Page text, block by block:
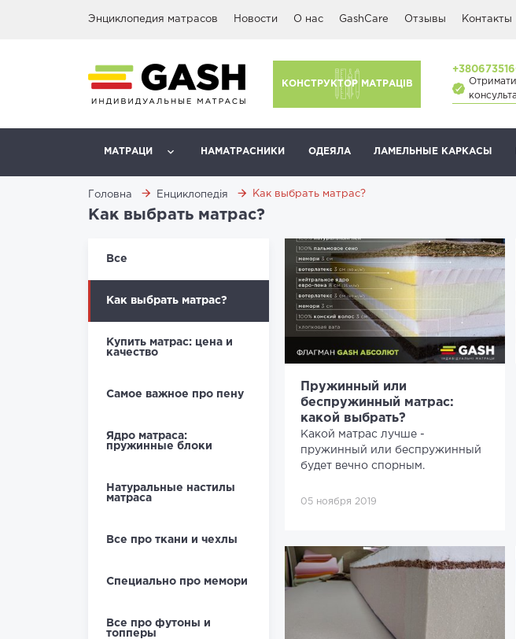
Энциклопедия матрасов Новости О нас GashCare Отзывы Контакты
КОНСТРУКТОР МАТРАЦІВ
Отримати
МАТРАЦИ НАМАТРАСНИКИ ОДЕЯЛА ЛАМЕЛЬНЫЕ КАРКАСЫ
Головна Енциклопедія Как выбрать матрас?
Как выбрать матрас?
Все
Как выбрать матрас?
Купить матрас: цена и
качество
Самое важное про пену
Ядро матраса:
пружинные блоки
Натуральные настилы
матраса
Все про ткани и чехлы
Специально про мемори
Все про футоны и
топперы
Пружинный или
беспружинный матрас:
какой выбрать?
Какой матрас лучше -
пружинный или беспружинный
будет вечно спорным.
05 ноября 2019